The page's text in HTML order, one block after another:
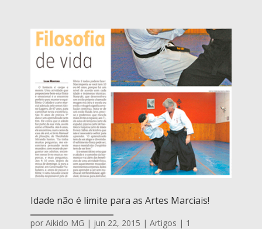
Idade não é limite para as Artes Marciais!
por Aikido MG | jun 22, 2015 | Artigos | 1